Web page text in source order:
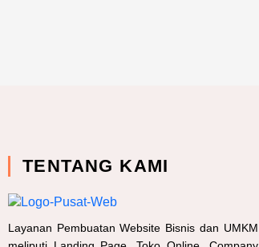
TENTANG KAMI
Layanan Pembuatan Website Bisnis dan UMKM